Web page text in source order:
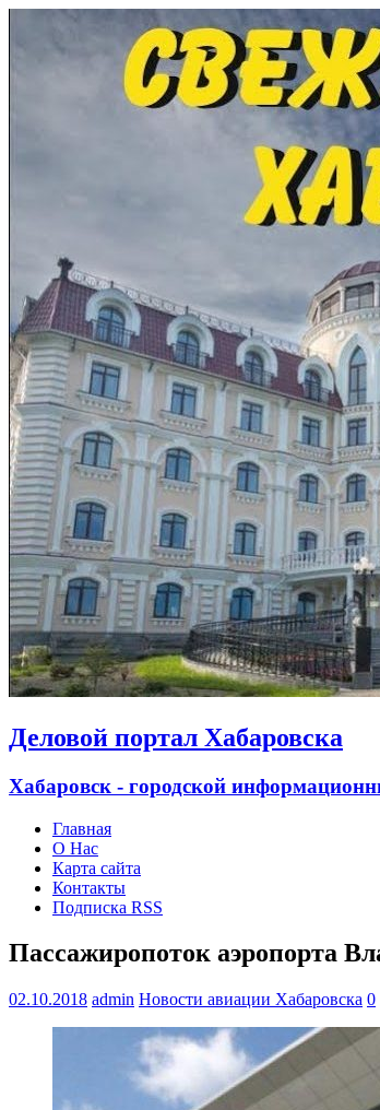
Деловой портал Хабаровска
Хабаровск - городской
Главная
О Нас
Карта сайта
Контакты
Подписка RSS
Пассажиропоток аэропорта
02.10.2018 admin Новости авиации Хабаровска 0